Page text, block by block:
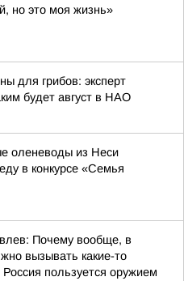
но это моя жизнь»
для грибов: эксперт
будет август в НАО
оленеводы из Неси
в конкурсе «Семья
Почему вообще, в
вызывать какие-то
пользуется оружием